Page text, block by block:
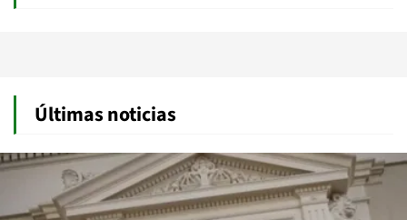
Últimas noticias